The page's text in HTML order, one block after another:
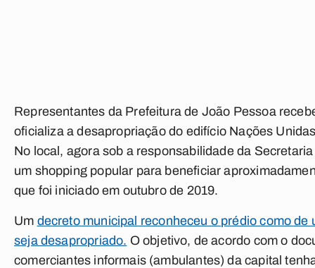
Representantes da Prefeitura de João Pessoa
oficializa a desapropriação do edifício Nações
No local, agora sob a responsabilidade da
um shopping popular para beneficiar
que foi iniciado em outubro de 2019.
Um decreto municipal reconheceu o prédio como
seja desapropriado. O objetivo, de acordo com o
comerciantes informais (ambulantes) da capital